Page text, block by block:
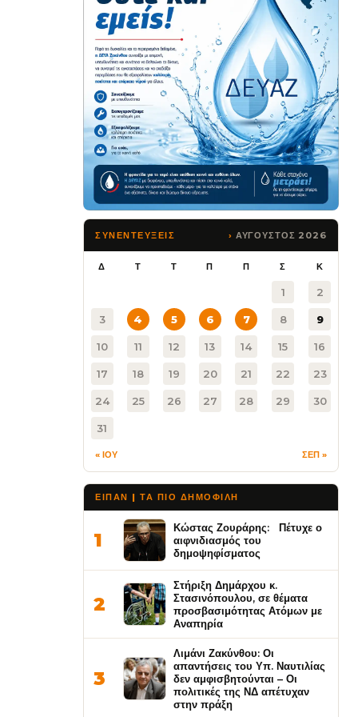
ΣΥΝΕΝΤΕΥΞΕΙΣ ΑΥΓΟΥΣΤΟΣ 2026
Δ Τ Τ Π Π Σ Κ
1 2
3 4 5 6 7 8 9
10 11 12 13 14 15 16
17 18 19 20 21 22 23
24 25 26 27 28 29 30
31
« ΙΟΥ ΣΕΠ »
ΕΙΠΑΝ | ΤΑ ΠΙΟ ΔΗΜΟΦΙΛΉ
1
Κώστας Ζουράρης: Πέτυχε ο
αιφνιδιασμός του
δημοψηφίσματος
2
Στήριξη Δημάρχου κ.
Στασινόπουλου, σε θέματα
προσβασιμότητας Ατόμων με
Αναπηρία
3
Λιμάνι Ζακύνθου: Οι
απαντήσεις του Υπ. Ναυτιλίας
δεν αμφισβητούνται – Οι
πολιτικές της ΝΔ απέτυχαν
στην πράξη